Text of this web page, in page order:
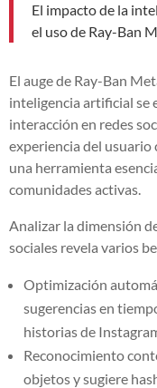
El impacto de la
el uso de Ray-Ban
El auge de Ray-Ban
inteligencia artificial se
interacción en redes
experiencia del usuario
una herramienta
comunidades activas.
Analizar la dimensión
sociales revela varios
Optimización
sugerencias en
historias de
Reconocimiento
objetos y sugiere